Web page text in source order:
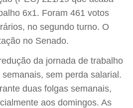
6x1. Foram 461 votos
no segundo turno. O
no Senado.
da jornada de trabalho
sem perda salarial.
duas folgas semanais,
aos domingos. As